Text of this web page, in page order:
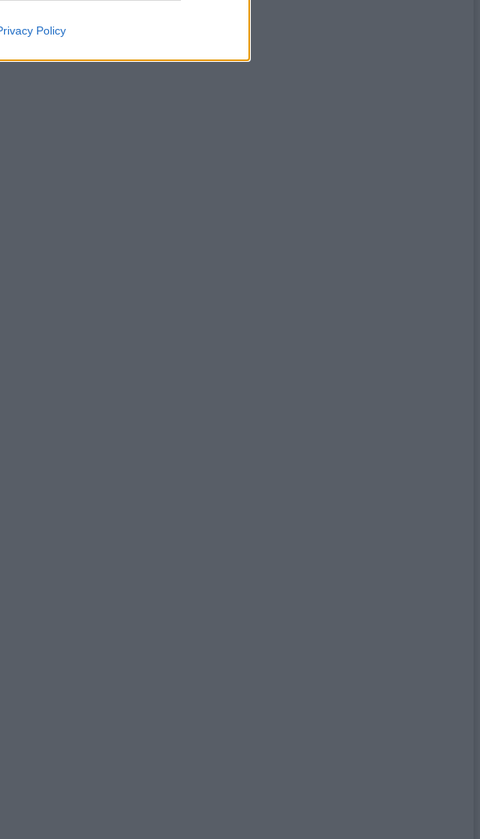
Policy